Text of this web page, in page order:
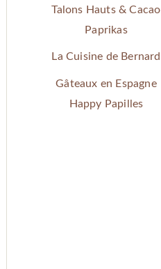
Talons Hauts & Cacao
Paprikas
La Cuisine de Bernard
Gâteaux en Espagne
Happy Papilles